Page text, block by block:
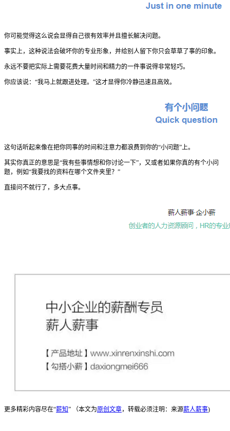
你可能觉得这么说会显得自己很有效率并且擅长解决问题。
事实上，这种说法会破坏你的专业形象，并给别人留下你只会草草了事的印象。
永远不要把实际上需要花费大量时间和精力的一件事说得非常轻巧。
你应该说：“我马上就跟进处理。”这才显得你冷静迅速且高效。
这句话听起来像在把你同事的时间和注意力都浪费到你的“小问题”上。
其实你真正的意思是“我有些事情想和你讨论一下”，又或者如果你真的有个小问
题，例如“我要找的资料在哪个文件夹里？”
直接问不就行了，多大点事。
更多精彩内容尽在“薪知” （本文为原创文章，转载必须注明：来源薪人薪事)